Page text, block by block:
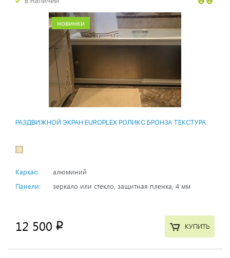
новинки
РАЗДВИЖНОЙ ЭКРАН EUROPLEX РОЛИКС БРОНЗА ТЕКСТУРА
Каркас:
алюминий
Панели:
зеркало или стекло, защитная пленка, 4 мм
12 500 p КУПИТЬ